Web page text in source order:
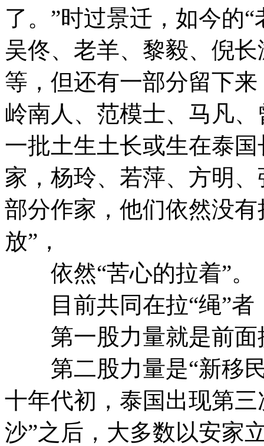
了。”时过景迁，如今的
吴佟、老羊、黎毅、倪
等，但还有一部分留下
岭南人、范模士、马凡
一批土生土长或生在泰国
家，杨玲、若萍、方明
部分作家，他们依然没
放”，
依然“苦心的拉着”。
目前共同在拉“绳”者
第一股力量就是前面
第二股力量是“新移民
十年代初，泰国出现第
沙”之后，大多数以安家